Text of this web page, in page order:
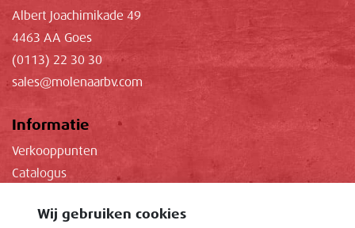
Wij gebruiken cookies
Albert Joachimikade 49
4463 AA Goes
(0113) 22 30 30
sales@molenaarbv.com
Informatie
Verkooppunten
Catalogus